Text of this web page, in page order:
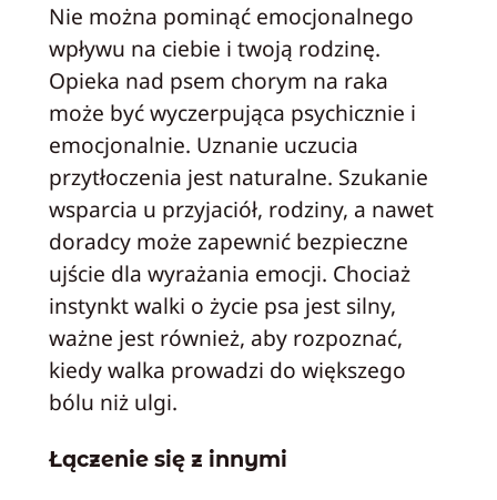
Nie można pominąć emocjonalnego
wpływu na ciebie i twoją rodzinę.
Opieka nad psem chorym na raka
może być wyczerpująca psychicznie i
emocjonalnie. Uznanie uczucia
przytłoczenia jest naturalne. Szukanie
wsparcia u przyjaciół, rodziny, a nawet
doradcy może zapewnić bezpieczne
ujście dla wyrażania emocji. Chociaż
instynkt walki o życie psa jest silny,
ważne jest również, aby rozpoznać,
kiedy walka prowadzi do większego
bólu niż ulgi.
Łączenie się z innymi